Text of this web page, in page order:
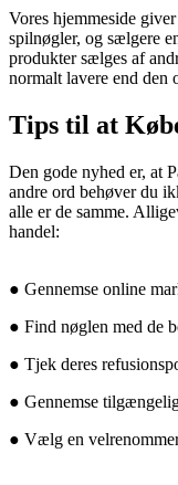
Vores hjemmeside
spilnøgler, og sælgere
produkter sælges af
normalt lavere end den
Tips til at
Den gode nyhed er, at
andre ord behøver du
alle er de samme.
handel:
● Gennemse online
● Find nøglen med de
● Tjek deres
● Gennemse
● Vælg en